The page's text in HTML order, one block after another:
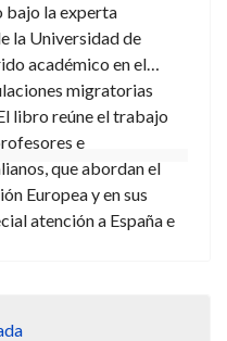
la experta
la Universidad de
académico en el
migratorias
libro reúne el trabajo
e
que abordan el
Europea y en sus
atención a España e
oportunidad tanto para